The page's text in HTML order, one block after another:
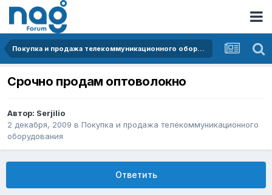
Покупка и продажа телекоммуникационного оборудования
Срочно продам оптоволокно
Автор: Serjilio
2 декабря, 2009 в Покупка и продажа телекоммуникационного
оборудования
Ответить